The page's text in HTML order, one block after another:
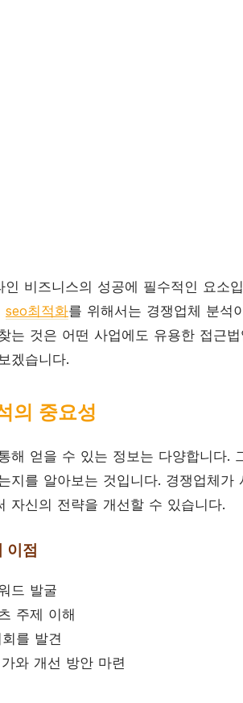
인 비즈니스의 성공에 필수적인 요소
seo최적화를 위해서는 경쟁업체 분석
는 것은 어떤 사업에도 유용한 접근
겠습니다.
의 중요성
해 얻을 수 있는 정보는 다양합니다.
지를 알아보는 것입니다. 경쟁업체
자신의 전략을 개선할 수 있습니다.
이점
드 발굴
주제 이해
를 발견
와 개선 방안 마련